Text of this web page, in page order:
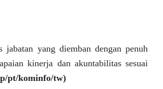
jabatan yang diemban dengan penuh
kinerja dan akuntabilitas sesuai
pt/kominfo/tw)